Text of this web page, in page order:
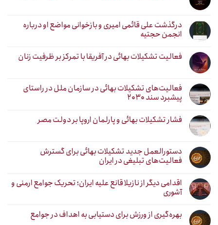
درگذشت علی قائمی امیری و بازخوانی مواضع او درباره
انجمن حجتیه
فعالیت تشکیلات بهائی در آفریقا با تمرکز بر ظرفیت زنان
فعالیت‌های تشکیلات بهائی در سازمان ملل در راستای
پیشبرد سند ۲۰۳۰
فشار تشکیلات بهائی و پارلمان اروپا بر دولت مصر
دستورالعمل جدید تشکیلات بهائی برای گسترش
فعالیت‌های تبلیغی در ایران
اقدامی دیگر از نازیلا قانع علیه ایران؛ تحریک جوامع ارمنی و
آشوری
بهره‌گیری از ورزش برای دستیابی به اهداف در جوامع